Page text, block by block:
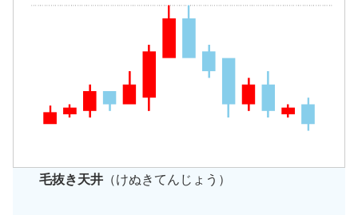
毛抜き天井 （けぬきてんじょう）